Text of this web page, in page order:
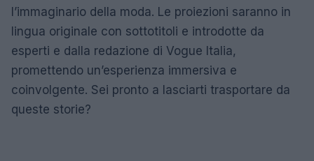
l’immaginario della moda. Le proiezioni saranno in
lingua originale con sottotitoli e introdotte da
esperti e dalla redazione di Vogue Italia,
promettendo un’esperienza immersiva e
coinvolgente. Sei pronto a lasciarti trasportare da
queste storie?